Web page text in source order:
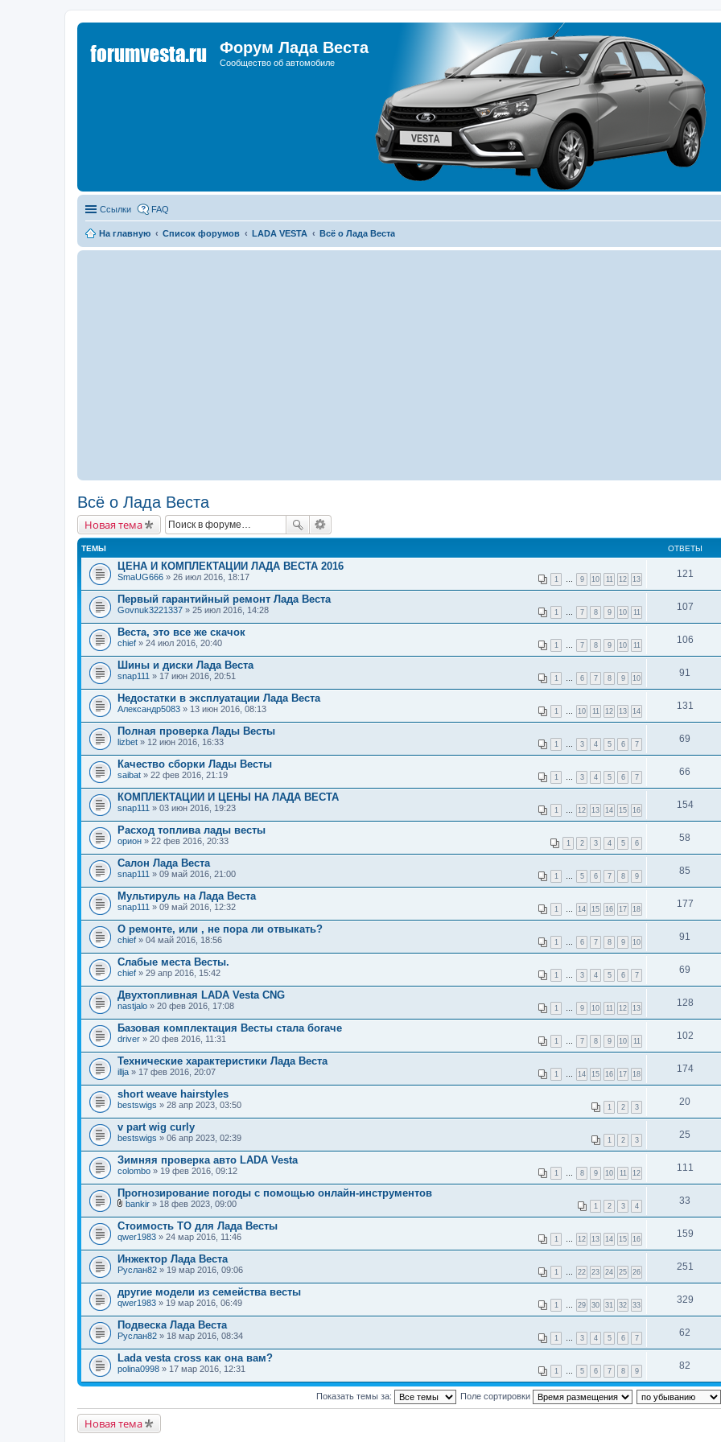
Форум Лада Веста
Сообщество об автомобиле
Ссылки FAQ
На главную Список форумов LADA VESTA Всё о Лада Веста
Всё о Лада Веста
Новая тема
ТЕМЫ ОТВЕТЫ
ЦЕНА И КОМПЛЕКТАЦИИ ЛАДА ВЕСТА 2016
1 … 9 10 11 12 13
SmaUG666 » 26 июл 2016, 18:17 121
Первый гарантийный ремонт Лада Веста
1 … 7 8 9 10 11
Govnuk3221337 » 25 июл 2016, 14:28 107
Веста, это все же скачок
1 … 7 8 9 10 11
chief » 24 июл 2016, 20:40 106
Шины и диски Лада Веста
1 … 6 7 8 9 10
snap111 » 17 июн 2016, 20:51 91
Недостатки в эксплуатации Лада Веста
1 … 10 11 12 13 14
Александр5083 » 13 июн 2016, 08:13 131
Полная проверка Лады Весты
1 … 3 4 5 6 7
lizbet » 12 июн 2016, 16:33 69
Качество сборки Лады Весты
1 … 3 4 5 6 7
saibat » 22 фев 2016, 21:19 66
КОМПЛЕКТАЦИИ И ЦЕНЫ НА ЛАДА ВЕСТА
1 … 12 13 14 15 16
snap111 » 03 июн 2016, 19:23 154
Расход топлива лады весты
1 2 3 4 5 6
орион » 22 фев 2016, 20:33 58
Салон Лада Веста
1 … 5 6 7 8 9
snap111 » 09 май 2016, 21:00 85
Мультируль на Лада Веста
1 … 14 15 16 17 18
snap111 » 09 май 2016, 12:32 177
О ремонте, или , не пора ли отвыкать?
1 … 6 7 8 9 10
chief » 04 май 2016, 18:56 91
Слабые места Весты.
1 … 3 4 5 6 7
chief » 29 апр 2016, 15:42 69
Двухтопливная LADA Vesta CNG
1 … 9 10 11 12 13
nastjalo » 20 фев 2016, 17:08 128
Базовая комплектация Весты стала богаче
1 … 7 8 9 10 11
driver » 20 фев 2016, 11:31 102
Технические характеристики Лада Веста
1 … 14 15 16 17 18
illja » 17 фев 2016, 20:07 174
short weave hairstyles
1 2 3
bestswigs » 28 апр 2023, 03:50 20
v part wig curly
1 2 3
bestswigs » 06 апр 2023, 02:39 25
Зимняя проверка авто LADA Vesta
1 … 8 9 10 11 12
colombo » 19 фев 2016, 09:12 111
Прогнозирование погоды с помощью онлайн-инструментов
1 2 3 4
л
о
ж
е
н
и
bankir » 18 фев 2023, 09:00 33
Стоимость ТО для Лада Весты
1 … 12 13 14 15 16
qwer1983 » 24 мар 2016, 11:46 159
Инжектор Лада Веста
1 … 22 23 24 25 26
Руслан82 » 19 мар 2016, 09:06 251
другие модели из семейства весты
1 … 29 30 31 32 33
qwer1983 » 19 мар 2016, 06:49 329
Подвеска Лада Веста
1 … 3 4 5 6 7
Руслан82 » 18 мар 2016, 08:34 62
Lada vesta cross как она вам?
1 … 5 6 7 8 9
polina0998 » 17 мар 2016, 12:31 82
Показать темы за: Поле сортировки
Новая тема